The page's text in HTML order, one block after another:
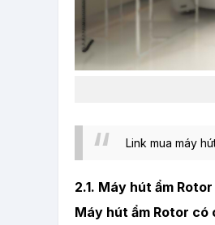
Link mua máy
2.1. Máy hút ẩm Rotor
Máy hút ẩm Rotor có